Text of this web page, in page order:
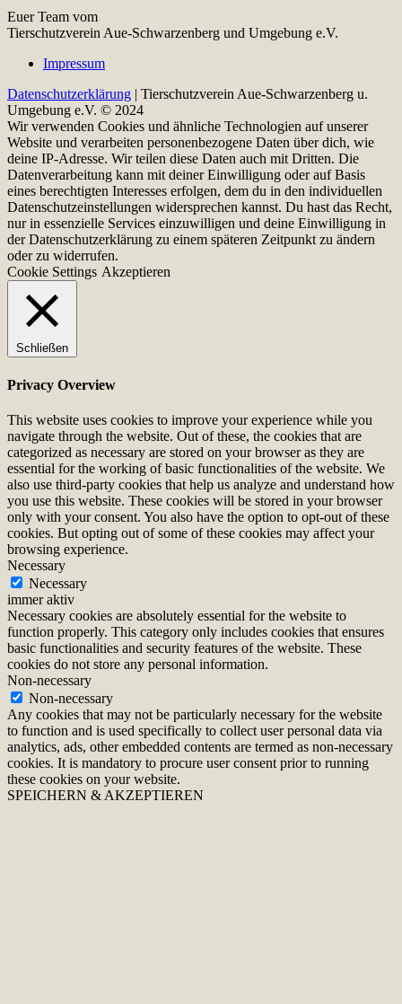
Euer Team vom
Tierschutzverein Aue-Schwarzenberg und Umgebung e.V.
Impressum
Datenschutzerklärung | Tierschutzverein Aue-Schwarzenberg u.
Umgebung e.V. © 2024
Wir verwenden Cookies und ähnliche Technologien auf unserer
Website und verarbeiten personenbezogene Daten über dich, wie
deine IP-Adresse. Wir teilen diese Daten auch mit Dritten. Die
Datenverarbeitung kann mit deiner Einwilligung oder auf Basis
eines berechtigten Interesses erfolgen, dem du in den individuellen
Datenschutzeinstellungen widersprechen kannst. Du hast das Recht,
nur in essenzielle Services einzuwilligen und deine Einwilligung in
der Datenschutzerklärung zu einem späteren Zeitpunkt zu ändern
oder zu widerrufen.
Cookie Settings Akzeptieren
Schließen
Privacy Overview
This website uses cookies to improve your experience while you
navigate through the website. Out of these, the cookies that are
categorized as necessary are stored on your browser as they are
essential for the working of basic functionalities of the website. We
also use third-party cookies that help us analyze and understand how
you use this website. These cookies will be stored in your browser
only with your consent. You also have the option to opt-out of these
cookies. But opting out of some of these cookies may affect your
browsing experience.
Necessary
Necessary
immer aktiv
Necessary cookies are absolutely essential for the website to
function properly. This category only includes cookies that ensures
basic functionalities and security features of the website. These
cookies do not store any personal information.
Non-necessary
Non-necessary
Any cookies that may not be particularly necessary for the website
to function and is used specifically to collect user personal data via
analytics, ads, other embedded contents are termed as non-necessary
cookies. It is mandatory to procure user consent prior to running
these cookies on your website.
SPEICHERN & AKZEPTIEREN